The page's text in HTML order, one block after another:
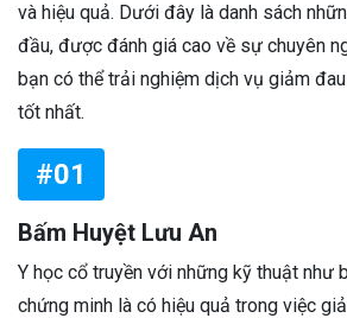
và hiệu quả. Dưới đây là danh sách
đầu, được đánh giá cao về sự chuyên
bạn có thể trải nghiệm dịch vụ giảm
tốt nhất.
#01
Bấm Huyệt Lưu An
Y học cổ truyền với những kỹ thuật như
chứng minh là có hiệu quả trong việc